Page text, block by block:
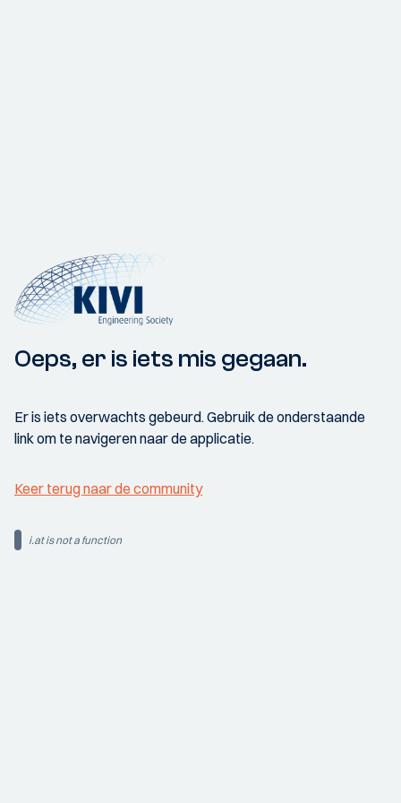
Oeps, er is iets mis gegaan.
Er is iets overwachts gebeurd. Gebruik de onderstaande
link om te navigeren naar de applicatie.
Keer terug naar de community
i.at is not a function